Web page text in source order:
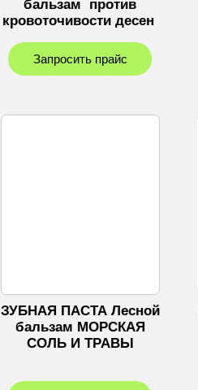
бальзам против
кровоточивости десен
Запросить прайс
ЗУБНАЯ ПАСТА Лесной
бальзам МОРСКАЯ
СОЛЬ И ТРАВЫ